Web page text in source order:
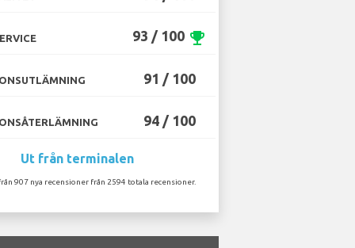
93 / 100 emoji_events
91 / 100
94 / 100
Ut från terminalen
907 nya recensioner från 2594 totala recensioner.